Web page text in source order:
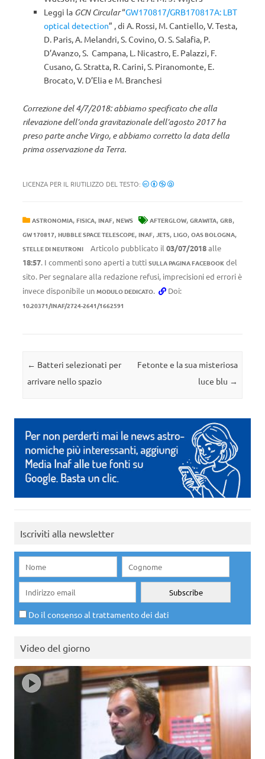
Leggi la GCN Circular“GW170817/GRB170817A: LBT
optical detection” , di A. Rossi, M. Cantiello, V. Testa,
D. Paris, A. Melandri, S. Covino, O. S. Salafia, P.
D’Avanzo, S. Campana, L. Nicastro, E. Palazzi, F.
Cusano, G. Stratta, R. Carini, S. Piranomonte, E.
Brocato, V. D’Elia e M. Branchesi
Correzione del 4/7/2018: abbiamo specificato che alla
rilevazione dell’onda gravitazionale dell’agosto 2017 ha
preso parte anche Virgo, e abbiamo corretto la data della
prima osservazione da Terra.
LICENZA PER IL RIUTILIZZO DEL TESTO:
ASTRONOMIA, FISICA, INAF, NEWS AFTERGLOW, GRAWITA, GRB,
GW 170817, HUBBLE SPACE TELESCOPE, INAF, JETS, LIGO, OAS BOLOGNA,
STELLE DI NEUTRONI Articolo pubblicato il 03/07/2018alle
18:57. I commenti sono aperti a tutti SULLA PAGINA FACEBOOK del
sito. Per segnalare alla redazione refusi, imprecisioni ed errori è
invece disponibile un MODULO DEDICATO. Doi:
10.20371/INAF/2724-2641/1662591
Navigazione articolo
← Batteri selezionati per
arrivare nello spazio
Fetonte e la sua misteriosa
luce blu →
Iscriviti alla newsletter
Do il consenso al trattamento dei dati
Video del giorno